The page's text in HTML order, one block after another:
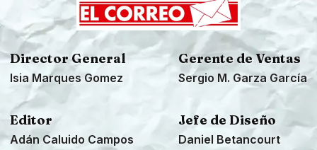
Director General
Isia Marques Gomez
Gerente de Ventas
Sergio M. Garza García
Editor
Adán Caluido Campos
Jefe de Diseño
Daniel Betancourt